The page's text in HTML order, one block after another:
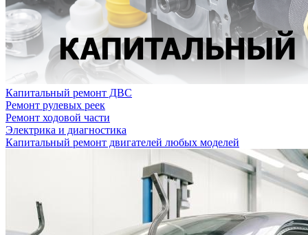
Капитальный ремонт ДВС
Ремонт рулевых реек
Ремонт ходовой части
Электрика и диагностика
Капитальный ремонт двигателей любых моделей